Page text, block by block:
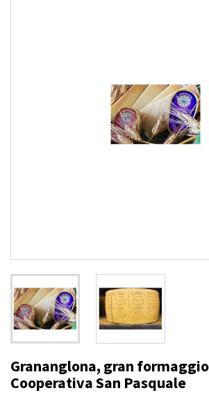
Grananglona, gran
Cooperativa San Pasquale